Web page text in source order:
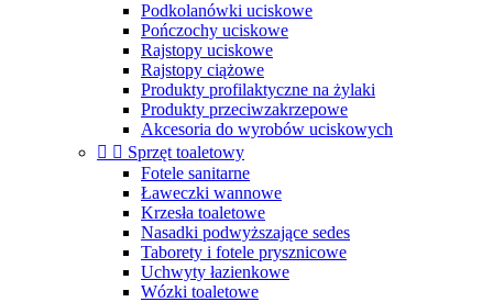
Podkolanówki uciskowe
Pończochy uciskowe
Rajstopy uciskowe
Rajstopy ciążowe
Produkty profilaktyczne na żylaki
Produkty przeciwzakrzepowe
Akcesoria do wyrobów uciskowych
  Sprzęt toaletowy
Fotele sanitarne
Ławeczki wannowe
Krzesła toaletowe
Nasadki podwyższające sedes
Taborety i fotele prysznicowe
Uchwyty łazienkowe
Wózki toaletowe